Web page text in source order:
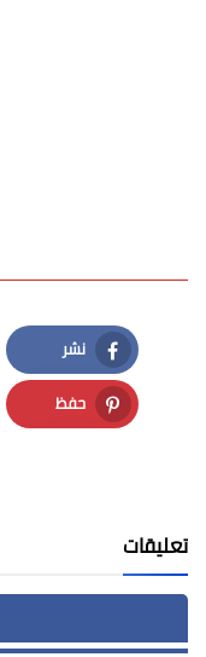
نشر
Facebook
حفظ
Pinterest
تعليقات